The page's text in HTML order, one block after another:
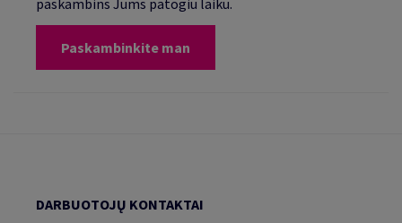
paskambins Jums patogiu laiku.
Paskambinkite man
DARBUOTOJŲ KONTAKTAI